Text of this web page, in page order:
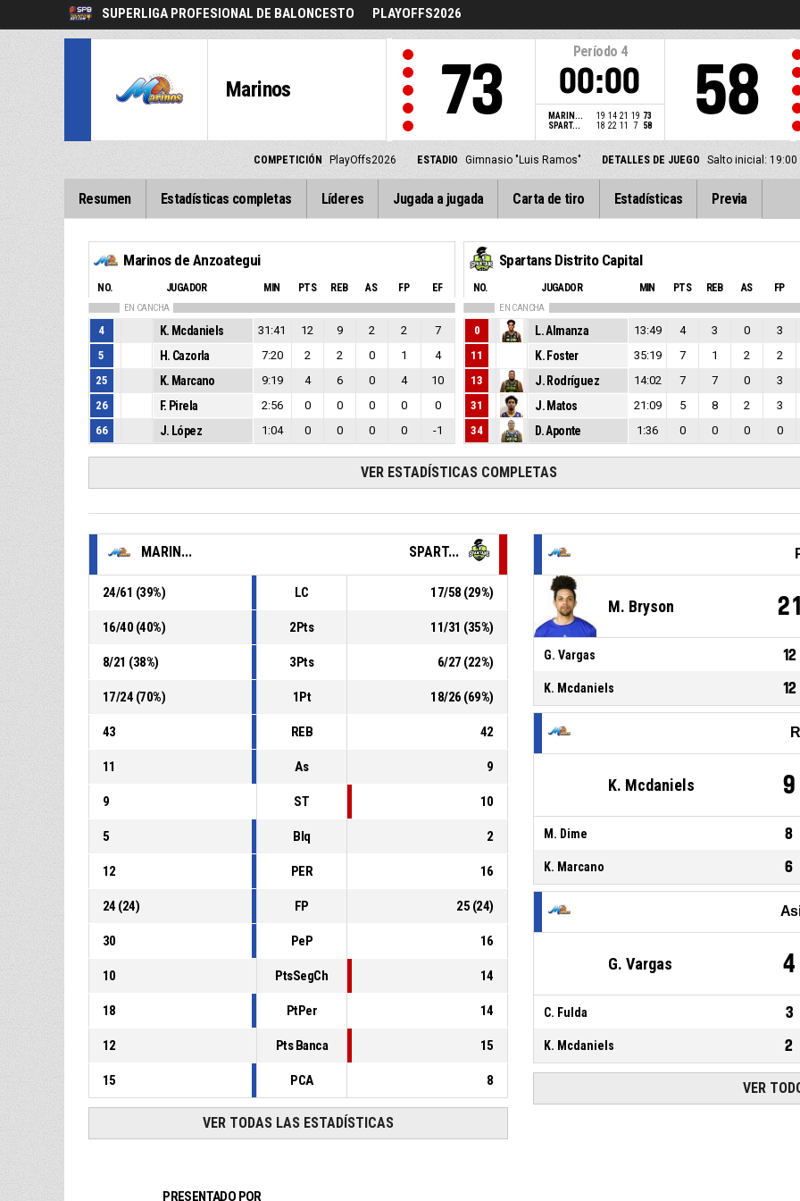
SUPERLIGA PROFESIONAL DE BALONCESTO PLAYOFFS2026
Marinos 73
Período 4
00:00
MARIN... 19 14 21 19 73
SPART...
18 22 11 7 58 58
COMPETICIÓN PlayOffs2026 ESTADIO Gimnasio "Luis Ramos" DETALLES DE JUEGO Salto inicial:
Resumen Estadísticas completas Líderes Jugada a jugada Carta de tiro Estadísticas Previa
Marinos de Anzoategui
NO. JUGADOR MIN PTS REB AS FP EF
EN CANCHA
4 K. Mcdaniels 31:41 12 9 2 2
7
5
H. Cazorla 7:20 2 2 0 1
4
25
K. Marcano 9:19 4 6 0 4
10
26
F. Pirela 2:56 0 0 0 0
0
66
J. López 1:04 0 0 0 0 -1
Spartans Distrito Capital
NO. JUGADOR MIN PTS REB AS FP
EN CANCHA
0 L. Almanza 13:49 4 3 0 3
11
K. Foster 35:19 7 1 2 2
13
J. Rodríguez 14:02 7 7 0 3
31
J. Matos 21:09 5 8 2 3
34
D. Aponte 1:36 0 0 0 0
VER ESTADÍSTICAS COMPLETAS
MARIN... SPART...
24/61 (39%) LC 17/58 (29%)
16/40 (40%) 2Pts 11/31 (35%)
8/21 (38%) 3Pts 6/27 (22%)
17/24 (70%) 1Pt 18/26 (69%)
43 REB 42
11 As 9
9 ST 10
5 Blq 2
12 PER 16
24 (24) FP 25 (24)
30 PeP 16
10 PtsSegCh 14
18 PtPer 14
12 Pts Banca 15
15 PCA 8
VER TODAS LAS ESTADÍSTICAS
M. Bryson 21
G. Vargas 12
K. Mcdaniels 12
K. Mcdaniels 9
M. Dime 8
K. Marcano 6
G. Vargas 4
C. Fulda 3
K. Mcdaniels 2
VER
PRESENTADO POR